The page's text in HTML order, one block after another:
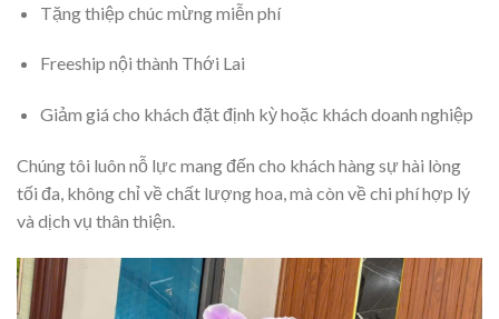
Tặng thiệp chúc mừng miễn phí
Freeship nội thành Thới Lai
Giảm giá cho khách đặt định kỳ hoặc khách doanh nghiệp
Chúng tôi luôn nỗ lực mang đến cho khách hàng sự hài lòng
tối đa, không chỉ về chất lượng hoa, mà còn về chi phí hợp lý
và dịch vụ thân thiện.